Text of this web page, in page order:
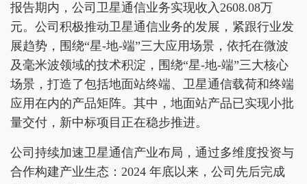
报告期内，公司卫星通信业务实现收入2608.08万
元。公司积极推动卫星通信业务的发展，紧跟行业发
展趋势，围绕“星-地-端”三大应用场景，依托在微波
及毫米波领域的技术积淀，围绕“星-地-端”三大核心
场景，打造了包括地面站终端、卫星通信载荷和终端
应用在内的产品矩阵。其中，地面站产品已实现小批
量交付，新中标项目正在稳步推进。
公司持续加速卫星通信产业布局，通过多维度投资与
合作构建产业生态：2024 年底以来，公司先后完成